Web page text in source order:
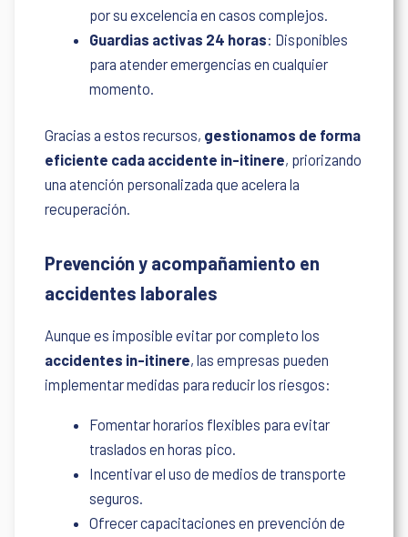
por su excelencia en casos complejos.
Guardias activas 24 horas: Disponibles
para atender emergencias en cualquier
momento.
Gracias a estos recursos, gestionamos de forma
eficiente cada accidente in-itinere, priorizando
una atención personalizada que acelera la
recuperación.
Prevención y acompañamiento en
accidentes laborales
Aunque es imposible evitar por completo los
accidentes in-itinere, las empresas pueden
implementar medidas para reducir los riesgos:
Fomentar horarios flexibles para evitar
traslados en horas pico.
Incentivar el uso de medios de transporte
seguros.
Ofrecer capacitaciones en prevención de